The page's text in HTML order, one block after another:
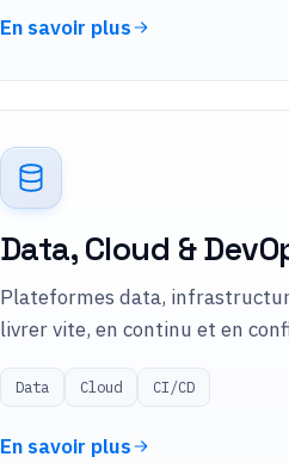
En savoir plus
Data, Cloud &
Plateformes data,
livrer vite, en continu et en
Data Cloud CI/CD
En savoir plus